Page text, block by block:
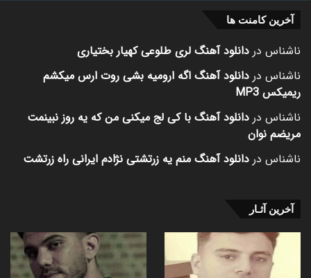
آخرین کامنت ها
ناشناس در دانلود آهنگ لری طلوعی کهیار بختیاری
ناشناس در دانلود آهنگ اگه ارومیه بشی روت ارس میکشم
ریمیکس MP3
ناشناس در دانلود آهنگ با کی لج میکنی من که یه روز نبینمت
مریضم نوان
ناشناس در دانلود آهنگ منم یه زرتشتی نژادم ایرانی راه زرتشت
آخرین آثـار